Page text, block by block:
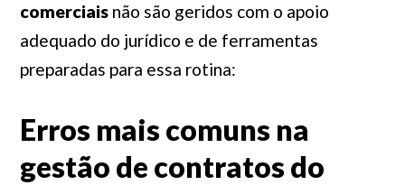
comerciaisnão são geridos com o apoio
adequado do jurídico e de ferramentas
preparadas para essa rotina:
Erros mais comuns na
gestão de contratos do